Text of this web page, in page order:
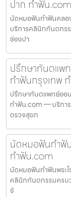
ปาก ทำฟัน.com
นัดหมอฟันทำฟันคลอ
บริการคลินิกทันตกร
ช่องปา
ปรึกษาทันตแพ
ทำฟันกรุงเทพ
ปรึกษาทันตแพทย์ออ
ทำฟัน.com — บริกา
ตรวจสุขภ
นัดหมอฟันทำฟั
ทำฟัน.com
นัดหมอฟันทำฟันพระ
คลินิกทันตกรรมครบ
จั